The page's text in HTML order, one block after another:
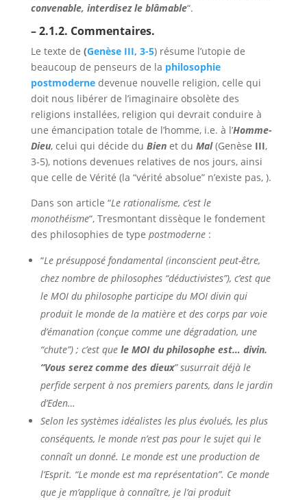
convenable, interdisez le blâmable“.
– 2.1.2. Commentaires.
Le texte de (Genèse III, 3-5) résume l’utopie de
beaucoup de penseurs de la philosophie
postmodernedevenue nouvelle religion, celle qui
doit nous libérer de l’imaginaire obsolète des
religions installées, religion qui devrait conduire à
une émancipation totale de l’homme, i.e. à l’Homme-
Dieu, celui qui décide du Bienet du Mal(Genèse III,
3-5), notions devenues relatives de nos jours, ainsi
que celle de Vérité (la “vérité absolue” n’existe pas, ).
Dans son article “Le rationalisme, c’est le
monothéisme“, Tresmontant dissèque le fondement
des philosophies de type postmoderne:
“Le présupposé fondamental (inconscient peut-être,
chez nombre de philosophes “déductivistes”), c’est que
le MOI du philosophe participe du MOI divin qui
produit le monde de la matière et des corps par voie
d’émanation (conçue comme une dégradation, une
“chute”) ; c’est que le MOI du philosophe est… divin.
“Vous serez comme des dieux” susurrait déjà le
perfide serpent à nos premiers parents, dans le jardin
d’Eden…
Selon les systèmes idéalistes les plus évolués, les plus
conséquents, le monde n’est pas pour le sujet qui le
connaît un donné. Le monde est une production de
l’Esprit. “Le monde est ma représentation”. Ce monde
que je m’applique à connaître, je l’ai produit